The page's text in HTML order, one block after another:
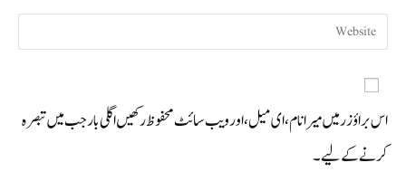
اس براؤزر میں میرا نام، ای میل، اور ویب سائٹ محفوظ رکھیں اگلی بار جب میں تبصرہ
کرنے کےلیے۔